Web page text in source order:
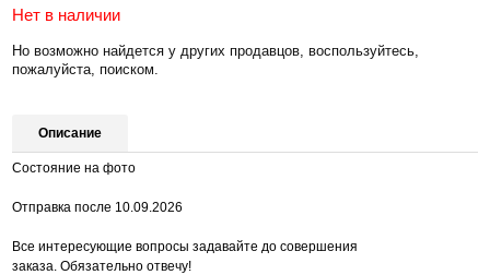
Нет в наличии
Но возможно найдется у других продавцов, воспользуйтесь,
пожалуйста, поиском.
Описание
Состояние на фото
Отправка после 10.09.2026
Все интересующие вопросы задавайте до совершения
заказа. Обязательно отвечу!